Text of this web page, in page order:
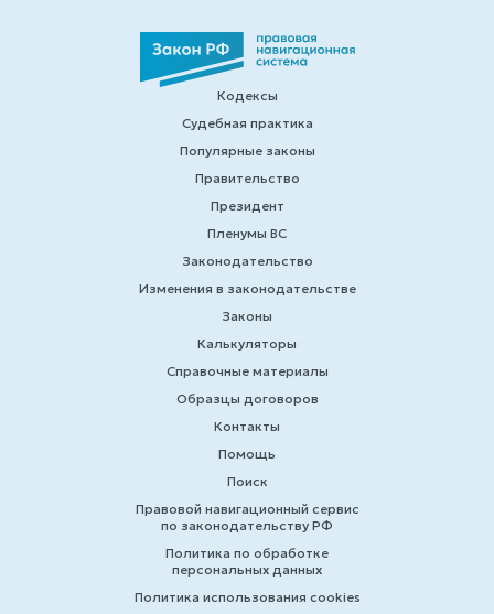
Кодексы
Судебная практика
Популярные законы
Правительство
Президент
Пленумы ВС
Законодательство
Изменения в законодательстве
Законы
Калькуляторы
Справочные материалы
Образцы договоров
Контакты
Помощь
Поиск
Правовой навигационный сервис
по законодательству РФ
Политика по обработке
персональных данных
Политика использования cookies